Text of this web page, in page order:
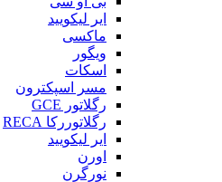
ایر لیکویید
ماکسی
ویگور
اسکات
مسر اسپکترون
رگلاتور GCE
رگلاتوررکا RECA
ایر لیکویید
اورن
نورگرن